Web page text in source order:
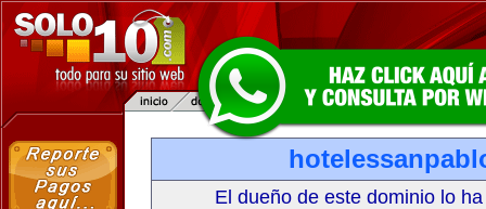
El dueño de este dominio lo